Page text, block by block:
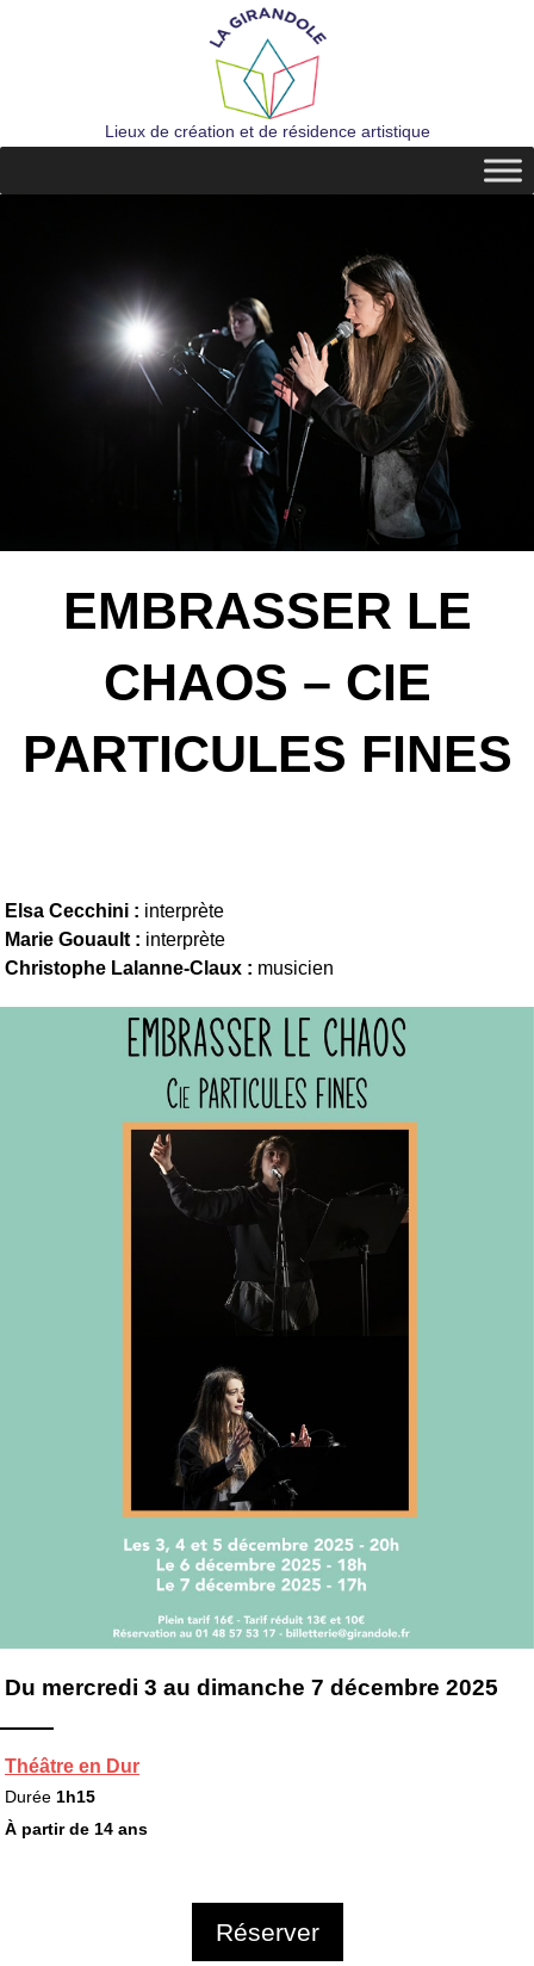
Lieux de création et de résidence artistique
EMBRASSER LE
CHAOS – CIE
PARTICULES FINES
Elsa Cecchini : interprète
Marie Gouault : interprète
Christophe Lalanne-Claux : musicien
Du mercredi 3 au dimanche 7 décembre 2025
Théâtre en Dur
Durée 1h15
À partir de 14 ans
Réserver